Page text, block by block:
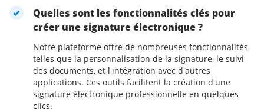
Quelles sont les fonctionnalités clés pour
créer une signature électronique ?
Notre plateforme offre de nombreuses fonctionnalités
telles que la personnalisation de la signature, le suivi
des documents, et l'intégration avec d'autres
applications. Ces outils facilitent la création d'une
signature électronique professionnelle en quelques
clics.